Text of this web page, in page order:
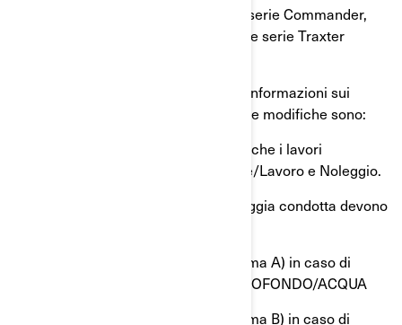
Anno modello 2022 e 2023 Can-Am serie Commander,
serie Defender, serie Maverick Trail e serie Traxter
Cosa farà BRP? BRP sta rilasciando informazioni sui
programmi di manutenzione rivisti. Le modifiche sono:
(1) LAVORI GRAVOSI - precisazione che i lavori
comprendono l’utilizzo Commerciale/Lavoro e Noleggio.
(2) I pattini di scorrimento nella puleggia condotta devono
● ogni 3.000 km (1900 mi) (Programma A) in caso di
LAVORI GRAVOSI o USO FANGO PROFONDO/ACQUA
● oggi 6.000 km (3700 mi) (Programma B) in caso di